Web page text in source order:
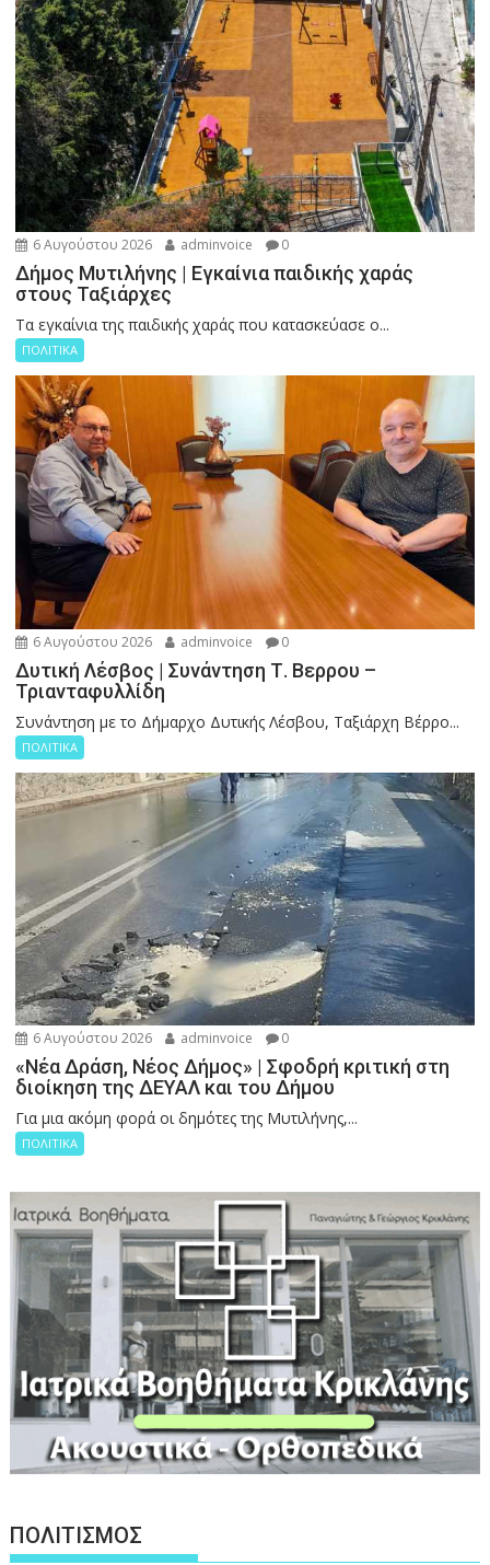
6 Αυγούστου 2026 adminvoice 0
Δήμος Μυτιλήνης | Εγκαίνια παιδικής χαράς
στους Ταξιάρχες
Tα εγκαίνια της παιδικής χαράς που κατασκεύασε ο...
ΠΟΛΙΤΙΚΑ
6 Αυγούστου 2026 adminvoice 0
Δυτική Λέσβος | Συνάντηση Τ. Βερρου –
Τριανταφυλλίδη
Συνάντηση με το Δήμαρχο Δυτικής Λέσβου, Ταξιάρχη Βέρρο...
ΠΟΛΙΤΙΚΑ
6 Αυγούστου 2026 adminvoice 0
«Νέα Δράση, Νέος Δήμος» | Σφοδρή κριτική στη
διοίκηση της ΔΕΥΑΛ και του Δήμου
Για μια ακόμη φορά οι δημότες της Μυτιλήνης,...
ΠΟΛΙΤΙΚΑ
ΠΟΛΙΤΙΣΜΟΣ